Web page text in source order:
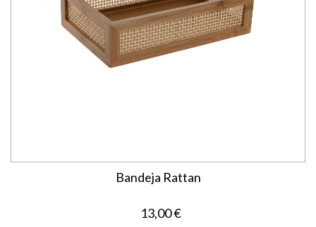
Bandeja Rattan
13,00 €